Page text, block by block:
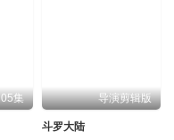
05集 导演剪辑版
斗罗大陆